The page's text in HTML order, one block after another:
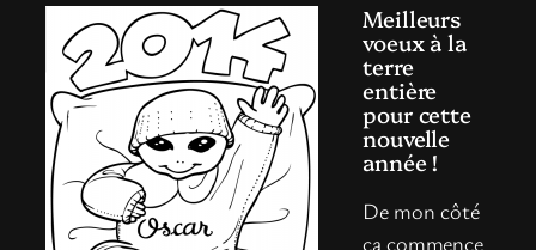
Meilleurs
voeux à la
terre
entière
pour cette
nouvelle
année !
De mon côté
ça commence